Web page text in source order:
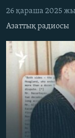
Search
ӘЛЕМ
АРНАЙЫ
Русский
ЖАЗЫЛЫҢЫЗ
Басқа тілдерде
26 қараша 2025
Азаттық радиосы
No